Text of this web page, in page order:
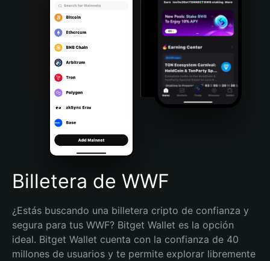
Português (Portugal)
Bahasa Indonesia
Português (Brasil)
Español (Argentina)
Billetera de WWF
¿Estás buscando una billetera cripto de confianza y
segura para tus WWF? Bitget Wallet es la opción
ideal. Bitget Wallet cuenta con la confianza de 40
millones de usuarios y te permite explorar libremente